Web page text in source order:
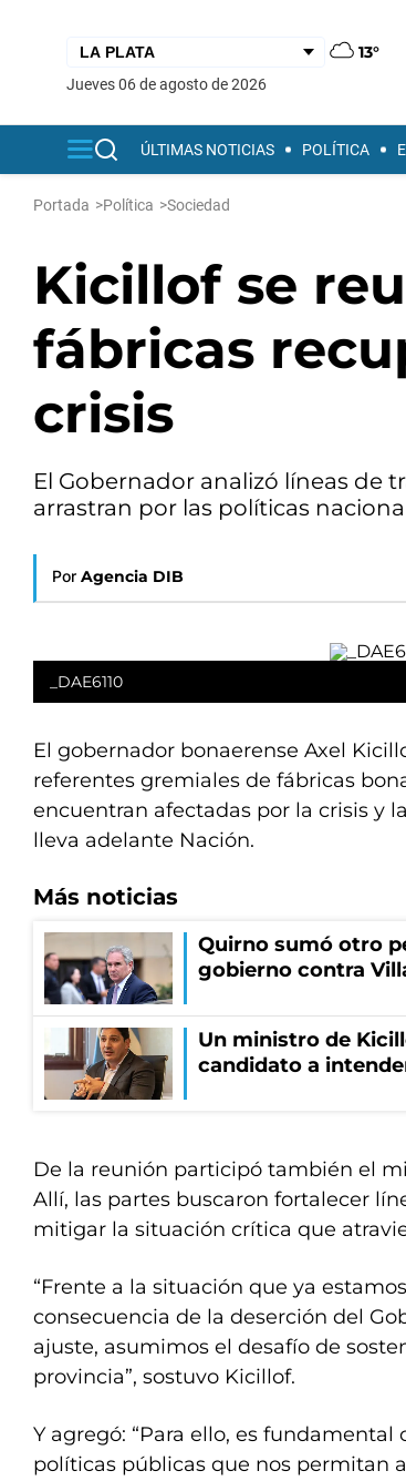
13°
jueves 06 de agosto de 2026
ÚLTIMAS NOTICIAS POLÍTICA
Portada >Política >Sociedad
Kicillof se
fábricas
crisis
El Gobernador analizó líneas de
arrastran por las políticas
Por Agencia DIB
_DAE6110
El gobernador bonaerense Axel
referentes gremiales de fábricas
encuentran afectadas por la crisis y
lleva adelante Nación.
Más noticias
Quirno sumó otro
gobierno contra
Un ministro de
candidato a
De la reunión participó también el
Allí, las partes buscaron fortalecer
mitigar la situación crítica que
“Frente a la situación que ya
consecuencia de la deserción del
ajuste, asumimos el desafío de
provincia”, sostuvo Kicillof.
Y agregó: “Para ello, es
políticas públicas que nos permitan